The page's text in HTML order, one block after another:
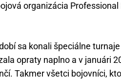
organizácia Professional
sa konali špeciálne
opraty naplno a v januári
Takmer všetci bojovníci,